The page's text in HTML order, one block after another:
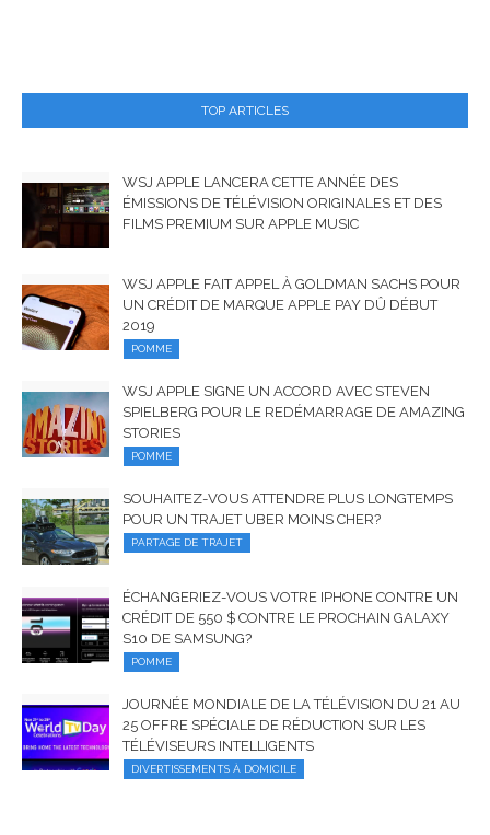
TOP ARTICLES
WSJ APPLE LANCERA CETTE ANNÉE DES
ÉMISSIONS DE TÉLÉVISION ORIGINALES ET DES
FILMS PREMIUM SUR APPLE MUSIC
WSJ APPLE FAIT APPEL À GOLDMAN SACHS POUR
UN CRÉDIT DE MARQUE APPLE PAY DÛ DÉBUT
2019
POMME
WSJ APPLE SIGNE UN ACCORD AVEC STEVEN
SPIELBERG POUR LE REDÉMARRAGE DE AMAZING
STORIES
POMME
SOUHAITEZ-VOUS ATTENDRE PLUS LONGTEMPS
POUR UN TRAJET UBER MOINS CHER?
PARTAGE DE TRAJET
ÉCHANGERIEZ-VOUS VOTRE IPHONE CONTRE UN
CRÉDIT DE 550 $ CONTRE LE PROCHAIN GALAXY
S10 DE SAMSUNG?
POMME
JOURNÉE MONDIALE DE LA TÉLÉVISION DU 21 AU
25 OFFRE SPÉCIALE DE RÉDUCTION SUR LES
TÉLÉVISEURS INTELLIGENTS
DIVERTISSEMENTS À DOMICILE